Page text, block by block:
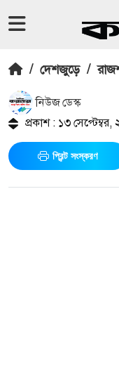
/ দেশজুড়ে /
নিউজ ডেস্ক
প্রকাশ : ১৩
প্রিন্ট সংস্করণ